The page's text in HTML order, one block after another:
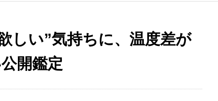
しい”気持ちに、温度差が
開鑑定